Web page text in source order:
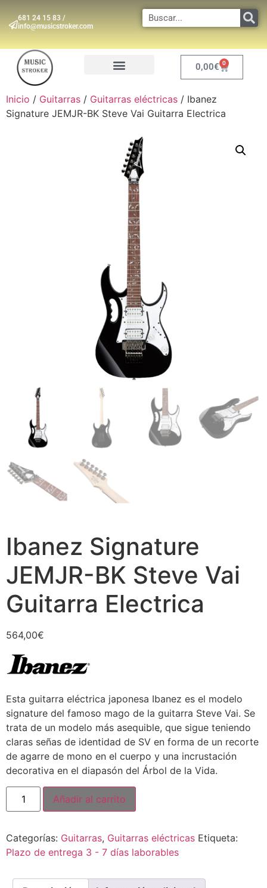
681 24 15 83 /
info@musicstroker.com
0,00€ 0
Inicio / Guitarras / Guitarras eléctricas / Ibanez
Signature JEMJR-BK Steve Vai Guitarra Electrica
Ibanez Signature
JEMJR-BK Steve Vai
Guitarra Electrica
564,00€
Esta guitarra eléctrica japonesa Ibanez es el modelo
signature del famoso mago de la guitarra Steve Vai. Se
trata de un modelo más asequible, que sigue teniendo
claras señas de identidad de SV en forma de un recorte
de agarre de mono en el cuerpo y una incrustación
decorativa en el diapasón del Árbol de la Vida.
Añadir al carrito
Categorías: Guitarras, Guitarras eléctricas Etiqueta:
Plazo de entrega 3 - 7 días laborables